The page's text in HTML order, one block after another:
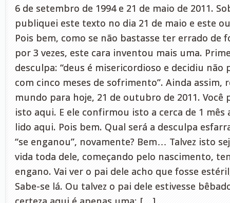
6 de setembro de 1994 e 21 de maio de 2011.
publiquei este texto no dia 21 de maio e este
Pois bem, como se não bastasse ter errado de
por 3 vezes, este cara inventou mais uma.
desculpa: “deus é misericordioso e decidiu
com cinco meses de sofrimento”. Ainda assim,
mundo para hoje, 21 de outubro de 2011. Você
isto aqui. E ele confirmou isto a cerca de 1 mês
lido aqui. Pois bem. Qual será a desculpa
“se enganou”, novamente? Bem… Talvez isto
vida toda dele, começando pelo nascimento,
engano. Vai ver o pai dele acho que fosse
Sabe-se lá. Ou talvez o pai dele estivesse